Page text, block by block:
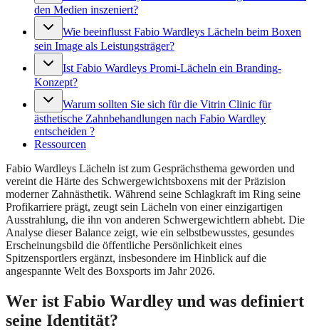
den Medien inszeniert?
Wie beeinflusst Fabio Wardleys Lächeln beim Boxen
sein Image als Leistungsträger?
Ist Fabio Wardleys Promi-Lächeln ein Branding-
Konzept?
Warum sollten Sie sich für die Vitrin Clinic für
ästhetische Zahnbehandlungen nach Fabio Wardley
entscheiden ?
Ressourcen
Fabio Wardleys Lächeln ist zum Gesprächsthema geworden und
vereint die Härte des Schwergewichtsboxens mit der Präzision
moderner Zahnästhetik. Während seine Schlagkraft im Ring seine
Profikarriere prägt, zeugt sein Lächeln von einer einzigartigen
Ausstrahlung, die ihn von anderen Schwergewichtlern abhebt. Die
Analyse dieser Balance zeigt, wie ein selbstbewusstes, gesundes
Erscheinungsbild die öffentliche Persönlichkeit eines
Spitzensportlers ergänzt, insbesondere im Hinblick auf die
angespannte Welt des Boxsports im Jahr 2026.
Wer ist Fabio Wardley und was definiert
seine Identität?